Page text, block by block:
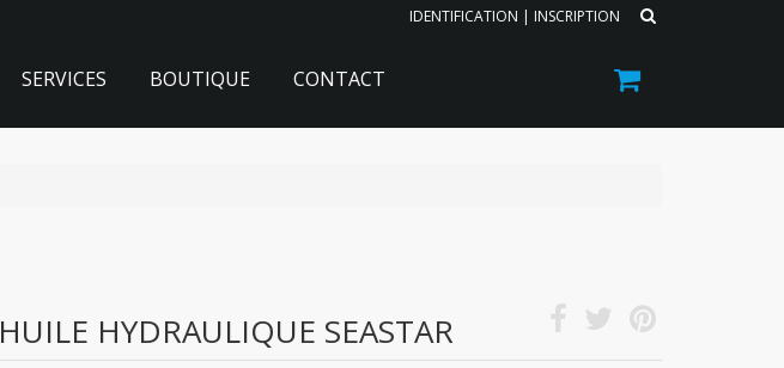
IDENTIFICATION | INSCRIPTION
SERVICES BOUTIQUE CONTACT
HUILE HYDRAULIQUE SEASTAR